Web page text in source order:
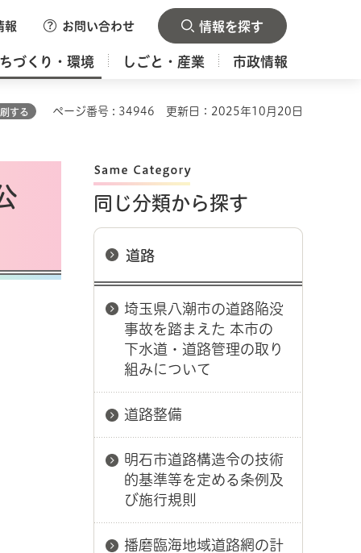
報 お問い合わせ 情報を探す
づくり・環境 しごと・産業 市政情報
する ページ番号 : 34946 更新日：2025年10月20日
同じ分類から探す
道路
埼玉県八潮市の道路陥没
事故を踏まえた 本市の
下水道・道路管理の取り
組みについて
道路整備
明石市道路構造令の技術
的基準等を定める条例及
び施行規則
播磨臨海地域道路網の計